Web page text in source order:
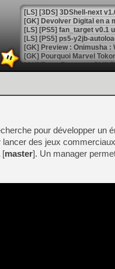
[GK] Devolver Digital en a
[LS] [PS5] ps5-y2jb-
[GK] Pourquoi Marvel
[GK] Test : Restory : Chill
[GK] GTA 6 : Rockstar
[GK] Hot Wheels Infinite
[GK] Mémoire cash -
[GK] Résultats Nintendo :
[GK] Déjà des
[Mo5] Brickboy cherche à
[GK] Minecraft et ses «
[GK] Beast of
[GK] Ubisoft : fin de partie
[GK] Mémoire cash -
[GK] Dan Houser (GTA)
[GK] Comment EA Sports
[GK] Crimson Moon : un
[GK] Isle of Reveries : le
[GK] Moonlighter 2 : The
[GK] Capcom relance
pour développer un
lancer des jeux
[master]. Un manager